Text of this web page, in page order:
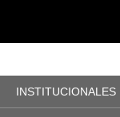
INSTITUCIONALES